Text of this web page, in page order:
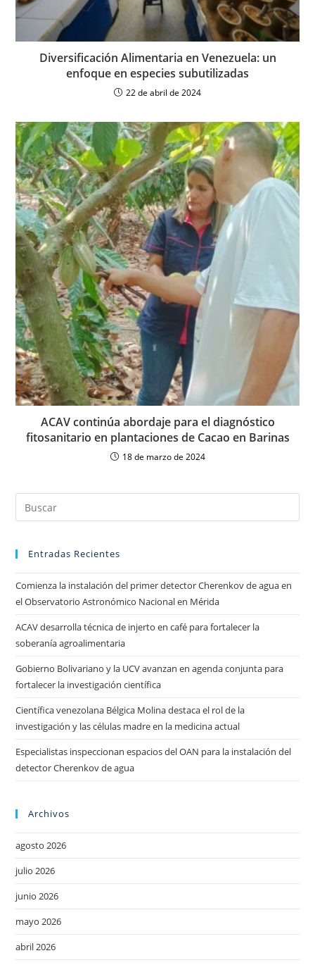
Diversificación Alimentaria en Venezuela: un
enfoque en especies subutilizadas
22 de abril de 2024
ACAV continúa abordaje para el diagnóstico
fitosanitario en plantaciones de Cacao en Barinas
18 de marzo de 2024
Entradas Recientes
Comienza la instalación del primer detector Cherenkov de agua en
el Observatorio Astronómico Nacional en Mérida
ACAV desarrolla técnica de injerto en café para fortalecer la
soberanía agroalimentaria
Gobierno Bolivariano y la UCV avanzan en agenda conjunta para
fortalecer la investigación científica
Científica venezolana Bélgica Molina destaca el rol de la
investigación y las células madre en la medicina actual
Especialistas inspeccionan espacios del OAN para la instalación del
detector Cherenkov de agua
Archivos
agosto 2026
julio 2026
junio 2026
mayo 2026
abril 2026